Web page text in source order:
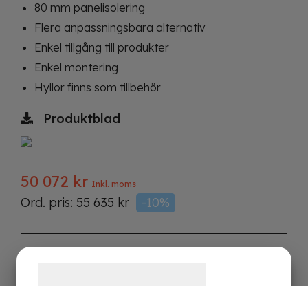
80 mm panelisolering
Flera anpassningsbara alternativ
Enkel tillgång till produkter
Enkel montering
Hyllor finns som tillbehör
Produktblad
50 072 kr Inkl. moms
Ord. pris: 55 635 kr -10%
Kontakta oss för mer information